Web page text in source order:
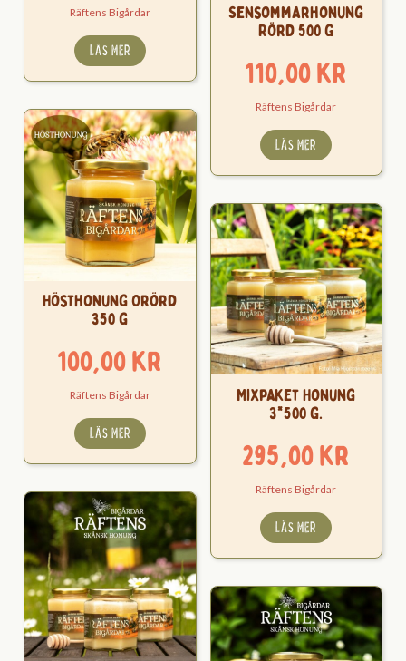
Räftens Bigårdar
LÄS MER
Sensommarhonung
Rörd 500 g
110,00kr
Räftens Bigårdar
LÄS MER
Hösthonung Orörd
350 g
100,00kr
Räftens Bigårdar
LÄS MER
Mixpaket Honung
3*500 g.
295,00kr
Räftens Bigårdar
LÄS MER